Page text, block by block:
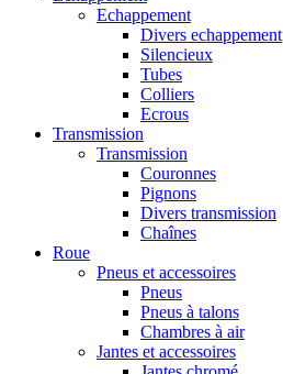
Echappement
Divers echappement
Silencieux
Tubes
Colliers
Ecrous
Transmission
Transmission
Couronnes
Pignons
Divers transmission
Chaînes
Roue
Pneus et accessoires
Pneus
Pneus à talons
Chambres à air
Jantes et accessoires